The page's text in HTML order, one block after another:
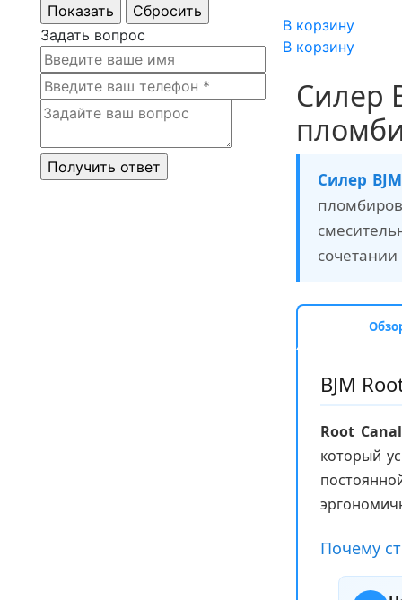
Задать вопрос
В корзину
В корзину
Силер
Силер BJM
BJM
Root
который
Почему